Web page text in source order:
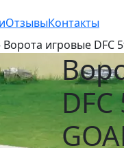
ОтзывыКонтакты
Ворота игровые DFC